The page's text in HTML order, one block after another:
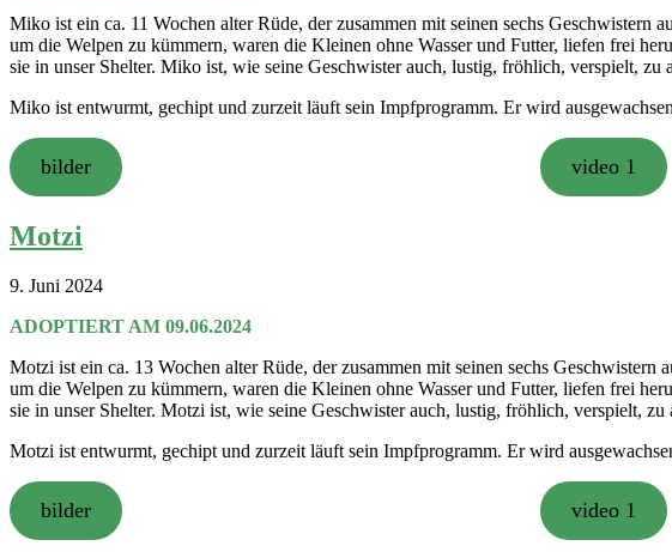
Miko ist ein ca. 11 Wochen alter Rüde, der zusammen mit seinen sechs
um die Welpen zu kümmern, waren die Kleinen ohne Wasser und Futter, liefen frei
sie in unser Shelter. Miko ist, wie seine Geschwister auch, lustig, fröhlich, verspielt,
Miko ist entwurmt, gechipt und zurzeit läuft sein Impfprogramm. Er wird
bilder video 1
Motzi
9. Juni 2024
ADOPTIERT AM 09.06.2024
Motzi ist ein ca. 13 Wochen alter Rüde, der zusammen mit seinen sechs
um die Welpen zu kümmern, waren die Kleinen ohne Wasser und Futter, liefen frei
sie in unser Shelter. Motzi ist, wie seine Geschwister auch, lustig, fröhlich, verspielt,
Motzi ist entwurmt, gechipt und zurzeit läuft sein Impfprogramm. Er wird
bilder video 1